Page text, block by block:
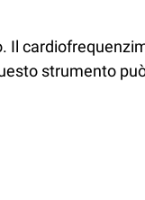
Il
strumento